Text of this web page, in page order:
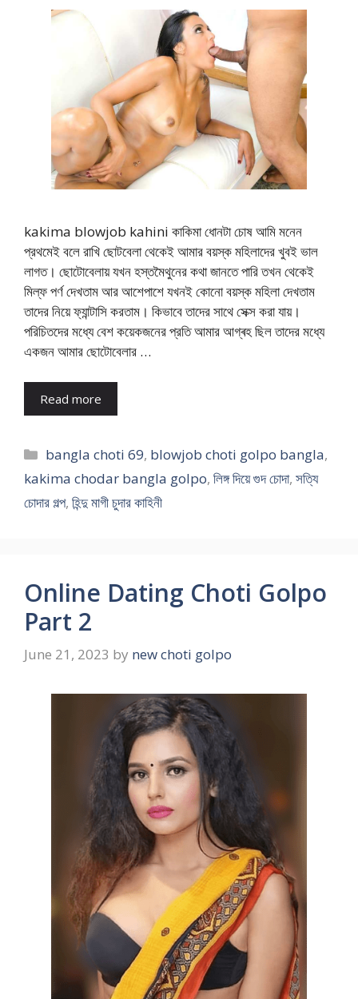
kakima blowjob kahini কাকিমা ধোনটা চোষ আমি মনেন
প্রথমেই বলে রাখি ছোটবেলা থেকেই আমার বয়স্ক মহিলাদের খুবই ভাল
লাগত। ছোটোবেলায় যখন হস্তমৈথুনের কথা জানতে পারি তখন থেকেই
মিল্ফ পর্ণ দেখতাম আর আশেপাশে যখনই কোনো বয়স্ক মহিলা দেখতাম
তাদের নিয়ে ফ্যান্টাসি করতাম। কিভাবে তাদের সাথে সেক্স করা যায়।
পরিচিতদের মধ্যে বেশ কয়েকজনের প্রতি আমার আগ্ৰহ ছিল তাদের মধ্যে
একজন আমার ছোটোবেলার …
Read more
Categories
bangla choti 69, blowjob choti golpo bangla,
kakima chodar bangla golpo, লিঙ্গ দিয়ে গুদ চোদা, সত্যি
চোদার গল্প, হিন্দু মাগী চুদার কাহিনী
Online Dating Choti Golpo
Part 2
June 21, 2023 by new choti golpo